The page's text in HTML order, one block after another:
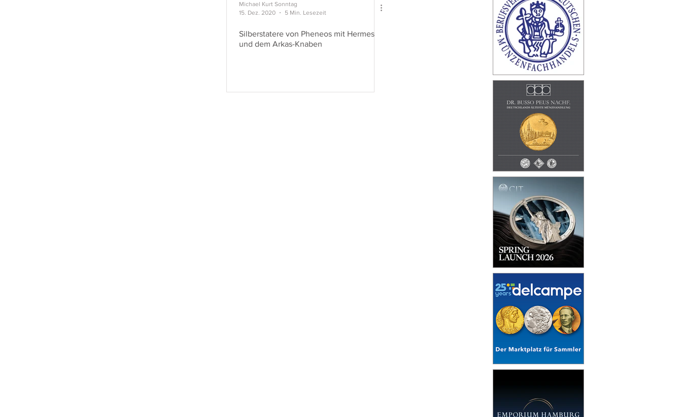
Michael Kurt Sonntag
15. Dez. 2020
5 Min. Lesezeit
Silberstatere von Pheneos mit Hermes
und dem Arkas-Knaben